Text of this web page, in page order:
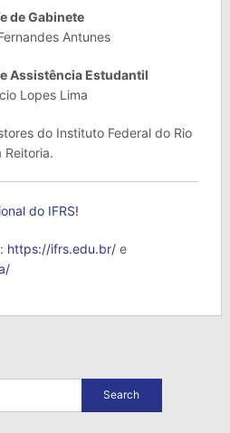
de Gabinete
Antunes
Assistência Estudantil
Lopes Lima
do Instituto Federal do Rio
do IFRS!
https://ifrs.edu.br/e